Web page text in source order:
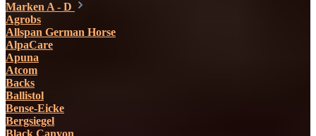
Marken A - D
Agrobs
Allspan German Horse
AlpaCare
Apuna
Atcom
Backs
Ballistol
Bense-Eicke
Bergsiegel